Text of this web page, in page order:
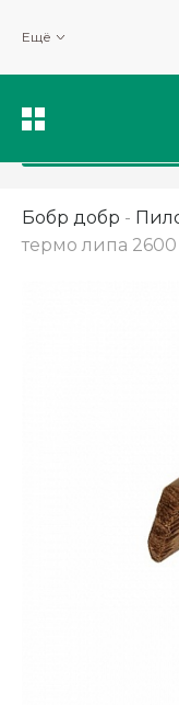
Ещё
Бобр добр -
термо липа
Мы используем
для получения
качества